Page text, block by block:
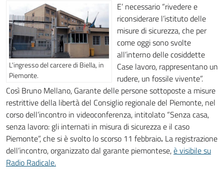
L'ingresso del carcere di Biella, in
Piemonte.
E’ necessario “rivedere e
riconsiderare l’istituto delle
misure di sicurezza, che per
come oggi sono svolte
all’interno delle cosiddette
Case lavoro, rappresentano un
rudere, un fossile vivente”.
Così Bruno Mellano, Garante delle persone sottoposte a misure
restrittive della libertà del Consiglio regionale del Piemonte, nel
corso dell’incontro in videoconferenza, intitolato “Senza casa,
senza lavoro: gli internati in misura di sicurezza e il caso
Piemonte”, che si è svolto lo scorso 11 febbraio. La registrazione
dell’incontro, organizzato dal garante piemontese,è visibile su
Radio Radicale.